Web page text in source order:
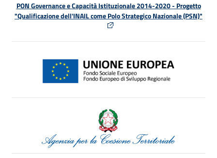
PON Governance e Capacità Istituzionale 2014-2020 - Progetto
"Qualificazione dell'INAIL come Polo Strategico Nazionale (PSN)"